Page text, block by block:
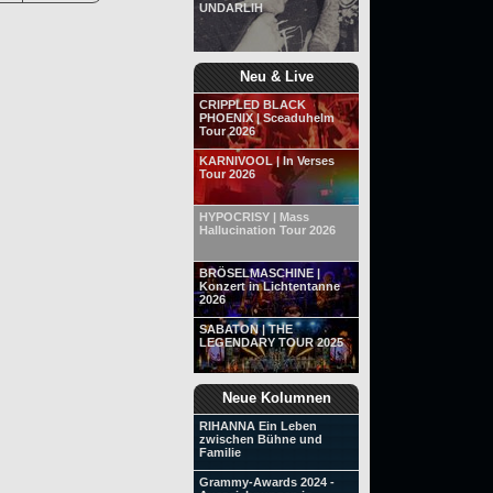
UNDARLIH
Neu & Live
CRIPPLED BLACK
PHOENIX | Sceaduhelm
Tour 2026
KARNIVOOL | In Verses
Tour 2026
HYPOCRISY | Mass
Hallucination Tour 2026
BRÖSELMASCHINE |
Konzert in Lichtentanne
2026
SABATON | THE
LEGENDARY TOUR 2025
Neue Kolumnen
RIHANNA Ein Leben
zwischen Bühne und
Familie
Grammy-Awards 2024 -